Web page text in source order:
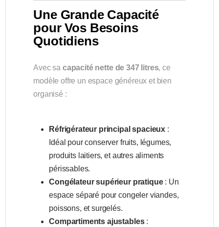
Une Grande Capacité
pour Vos Besoins
Quotidiens
Avec sa capacité nette de 347 litres, ce
modèle offre un espace généreux et bien
organisé :
Réfrigérateur principal spacieux :
Idéal pour conserver fruits, légumes,
produits laitiers, et autres aliments
périssables.
Congélateur supérieur pratique: Un
espace séparé pour congeler viandes,
poissons, et surgelés.
Compartiments ajustables: